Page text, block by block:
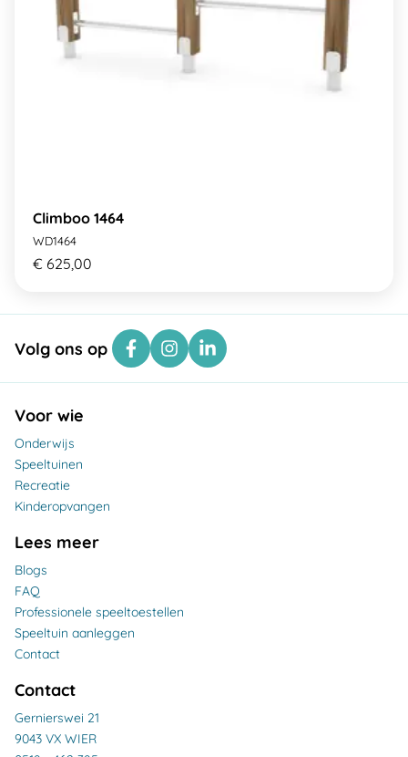
Climboo 1464
WD1464
€ 625,00
Volg ons op
Voor wie
Onderwijs
Speeltuinen
Recreatie
Kinderopvangen
Lees meer
Blogs
FAQ
Professionele speeltoestellen
Speeltuin aanleggen
Contact
Contact
Gernierswei 21
9043 VX WIER